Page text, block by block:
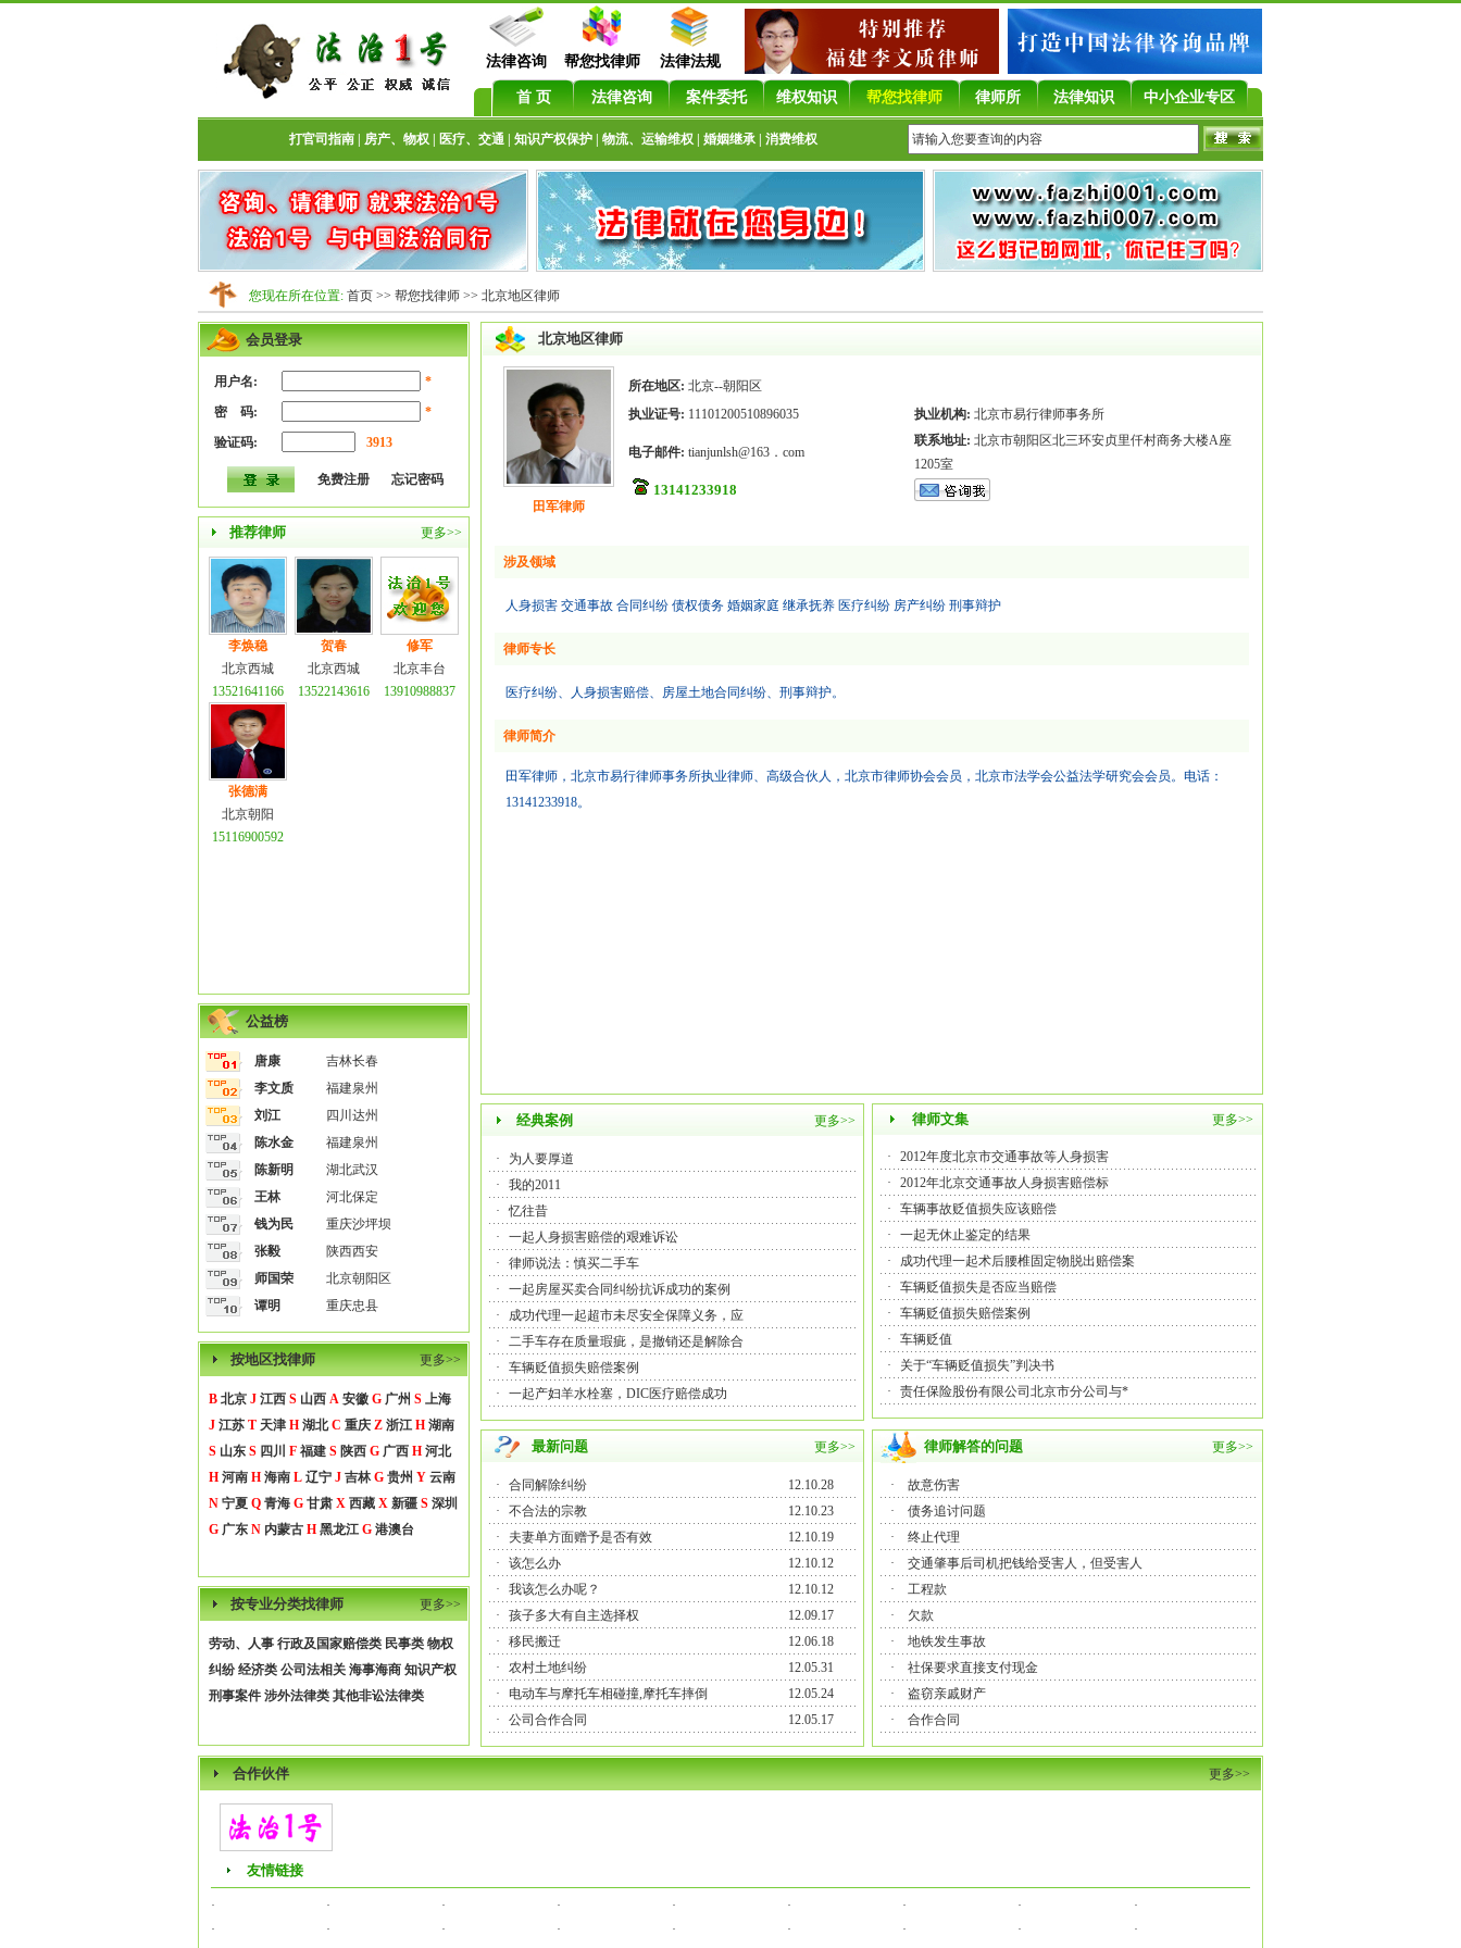
法律咨询 帮您找律师 法律法规
首 页 法律咨询 案件委托 维权知识 帮您找律师 律师所 法律知识 中小企业专区
打官司指南| 房产、物权| 医疗、交通| 知识产权保护| 物流、运输维权| 婚姻继承| 消费维权
您现在所在位置: 首页 >> 帮您找律师 >> 北京地区律师
会员登录
用户名:
*
密 码:
*
验证码:
3913
免费注册 忘记密码
推荐律师 更多>>
李焕稳
北京西城
13521641166
贺春
北京西城
13522143616
修军
北京丰台
13910988837
张德满
北京朝阳
15116900592
公益榜
唐康
吉林长春
李文质
福建泉州
刘江
四川达州
陈水金
福建泉州
陈新明
湖北武汉
王林
河北保定
钱为民
重庆沙坪坝
张毅
陕西西安
师国荣
北京朝阳区
谭明
重庆忠县
按地区找律师 更多>>
B 北京 J 江西 S 山西 A 安徽 G 广州 S 上海
J 江苏 T 天津 H 湖北 C 重庆 Z 浙江 H 湖南
S 山东 S 四川 F 福建 S 陕西 G 广西 H 河北
H 河南 H 海南 L 辽宁 J 吉林 G 贵州 Y 云南
N 宁夏 Q 青海 G 甘肃 X 西藏 X 新疆 S 深圳
G 广东 N 内蒙古 H 黑龙江 G 港澳台
按专业分类找律师 更多>>
劳动、人事 行政及国家赔偿类 民事类 物权
纠纷 经济类 公司法相关 海事海商 知识产权
刑事案件 涉外法律类 其他非讼法律类
北京地区律师
田军律师
所在地区: 北京--朝阳区
执业证号: 11101200510896035 执业机构: 北京市易行律师事务所
电子邮件: tianjunlsh@163．com
联系地址: 北京市朝阳区北三环安贞里仟村商务大楼A座
1205室
13141233918
涉及领域
人身损害 交通事故 合同纠纷 债权债务 婚姻家庭 继承抚养 医疗纠纷 房产纠纷 刑事辩护
律师专长
医疗纠纷、人身损害赔偿、房屋土地合同纠纷、刑事辩护。
律师简介
田军律师，北京市易行律师事务所执业律师、高级合伙人，北京市律师协会会员，北京市法学会公益法学研究会会员。电话：
13141233918。
经典案例 更多>>
·
为人要厚道
·
我的2011
·
忆往昔
·
一起人身损害赔偿的艰难诉讼
·
律师说法：慎买二手车
·
一起房屋买卖合同纠纷抗诉成功的案例
·
成功代理一起超市未尽安全保障义务，应
·
二手车存在质量瑕疵，是撤销还是解除合
·
车辆贬值损失赔偿案例
·
一起产妇羊水栓塞，DIC医疗赔偿成功
律师文集 更多>>
·
2012年度北京市交通事故等人身损害
·
2012年北京交通事故人身损害赔偿标
·
车辆事故贬值损失应该赔偿
·
一起无休止鉴定的结果
·
成功代理一起术后腰椎固定物脱出赔偿案
·
车辆贬值损失是否应当赔偿
·
车辆贬值损失赔偿案例
·
车辆贬值
·
关于“车辆贬值损失”判决书
·
责任保险股份有限公司北京市分公司与*
最新问题 更多>>
· 合同解除纠纷
12.10.28
·
不合法的宗教
12.10.23
·
夫妻单方面赠予是否有效
12.10.19
·
该怎么办
12.10.12
·
我该怎么办呢？
12.10.12
·
孩子多大有自主选择权
12.09.17
·
移民搬迁
12.06.18
·
农村土地纠纷
12.05.31
·
电动车与摩托车相碰撞,摩托车摔倒
12.05.24
·
公司合作合同 12.05.17
律师解答的问题 更多>>
·
故意伤害
·
债务追讨问题
·
终止代理
·
交通肇事后司机把钱给受害人，但受害人
·
工程款
·
欠款
·
地铁发生事故
·
社保要求直接支付现金
·
盗窃亲戚财产
·
合作合同
合作伙伴 更多>>
友情链接
· · · · · · · ·
·
·
· · · · · · ·
·